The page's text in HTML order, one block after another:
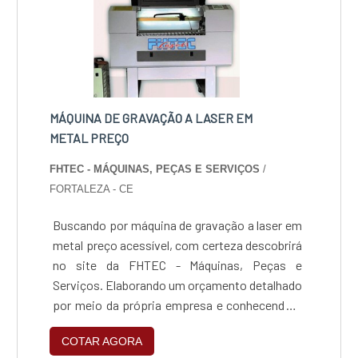
MÁQUINA DE GRAVAÇÃO A LASER EM
METAL PREÇO
FHTEC - MÁQUINAS, PEÇAS E SERVIÇOS /
FORTALEZA - CE
Buscando por máquina de gravação a laser em
metal preço acessível, com certeza descobrirá
no site da FHTEC - Máquinas, Peças e
Serviços. Elaborando um orçamento detalhado
por meio da própria empresa e conhecendo a
líder da área de atuação, a compra não terá
erros.MAIS SOBRE MÁQUINA DE GRAVAÇÃO A
COTAR AGORA